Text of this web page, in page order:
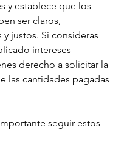
y establece que los
ser claros,
y justos. Si consideras
intereses
derecho a solicitar la
las cantidades pagadas
seguir estos